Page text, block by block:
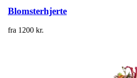
Blomsterhjerte
fra 1200 kr.